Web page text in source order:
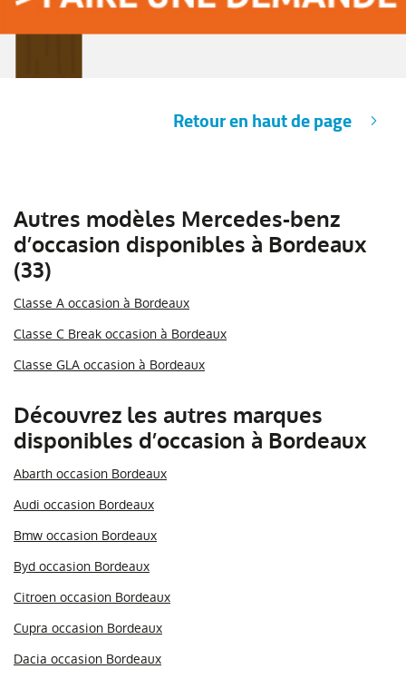
Retour en haut de page
Autres modèles Mercedes-benz
d’occasion disponibles à Bordeaux
(33)
Classe A occasion à Bordeaux
Classe C Break occasion à Bordeaux
Classe GLA occasion à Bordeaux
Découvrez les autres marques
disponibles d’occasion à Bordeaux
Abarth occasion Bordeaux
Audi occasion Bordeaux
Bmw occasion Bordeaux
Byd occasion Bordeaux
Citroen occasion Bordeaux
Cupra occasion Bordeaux
Dacia occasion Bordeaux